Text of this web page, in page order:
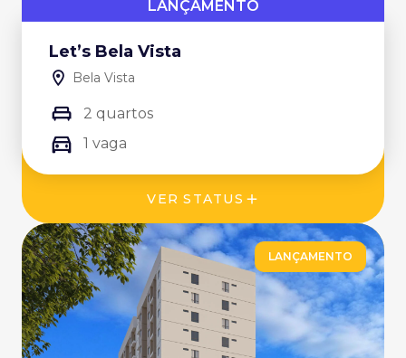
LANÇAMENTO
Let’s Bela Vista
Bela Vista
2 quartos
1 vaga
VER STATUS
LANÇAMENTO